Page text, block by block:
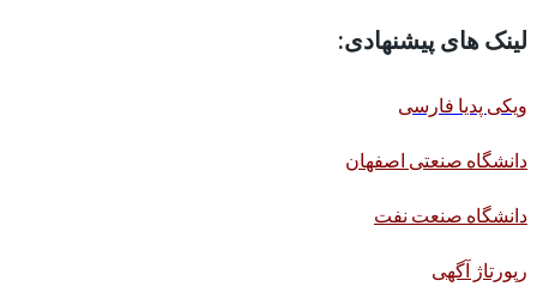
لینک های پیشنهادی:
ویکی پدیا فارسی
دانشگاه صنعتی اصفهان
دانشگاه صنعت نفت
رپورتاژ آگهی